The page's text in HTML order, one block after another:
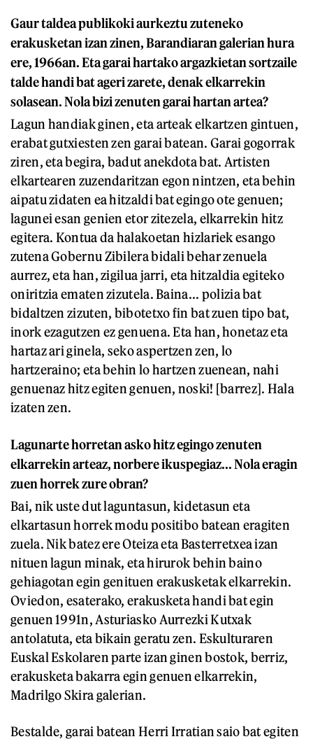
Gaur taldea publikoki aurkeztu zuteneko
erakusketan izan zinen, Barandiaran galerian hura
ere, 1966an. Eta garai hartako argazkietan sortzaile
talde handi bat ageri zarete, denak elkarrekin
solasean. Nola bizi zenuten garai hartan artea?
Lagun handiak ginen, eta arteak elkartzen gintuen,
erabat gutxiesten zen garai batean. Garai gogorrak
ziren, eta begira, badut anekdota bat. Artisten
elkartearen zuzendaritzan egon nintzen, eta behin
aipatu zidaten ea hitzaldi bat egingo ote genuen;
lagunei esan genien etor zitezela, elkarrekin hitz
egitera. Kontua da halakoetan hizlariek esango
zutena Gobernu Zibilera bidali behar zenuela
aurrez, eta han, zigilua jarri, eta hitzaldia egiteko
oniritzia ematen zizutela. Baina... polizia bat
bidaltzen zizuten, bibotetxo fin bat zuen tipo bat,
inork ezagutzen ez genuena. Eta han, honetaz eta
hartaz ari ginela, seko aspertzen zen, lo
hartzeraino; eta behin lo hartzen zuenean, nahi
genuenaz hitz egiten genuen, noski! [barrez]. Hala
izaten zen.
Lagunarte horretan asko hitz egingo zenuten
elkarrekin arteaz, norbere ikuspegiaz... Nola eragin
zuen horrek zure obran?
Bai, nik uste dut laguntasun, kidetasun eta
elkartasun horrek modu positibo batean eragiten
zuela. Nik batez ere Oteiza eta Basterretxea izan
nituen lagun minak, eta hirurok behin baino
gehiagotan egin genituen erakusketak elkarrekin.
Oviedon, esaterako, erakusketa handi bat egin
genuen 1991n, Asturiasko Aurrezki Kutxak
antolatuta, eta bikain geratu zen. Eskulturaren
Euskal Eskolaren parte izan ginen bostok, berriz,
erakusketa bakarra egin genuen elkarrekin,
Madrilgo Skira galerian.
Bestalde, garai batean Herri Irratian saio bat egiten